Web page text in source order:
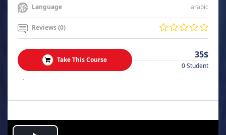
Language arabic
Reviews (0)
Take This Course 35$
0 Student
.